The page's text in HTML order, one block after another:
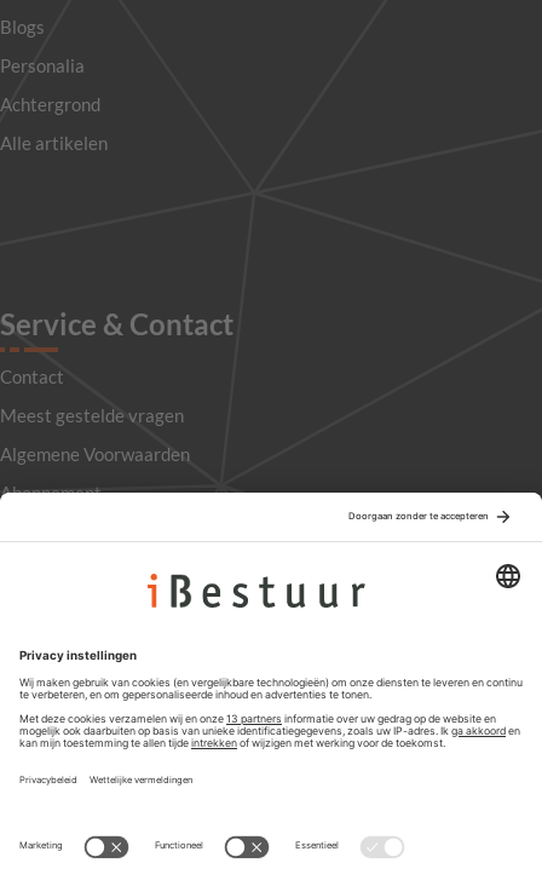
Blogs
Personalia
Achtergrond
Alle artikelen
Service & Contact
Contact
Meest gestelde vragen
Algemene Voorwaarden
Abonnement
Privacyinstellingen